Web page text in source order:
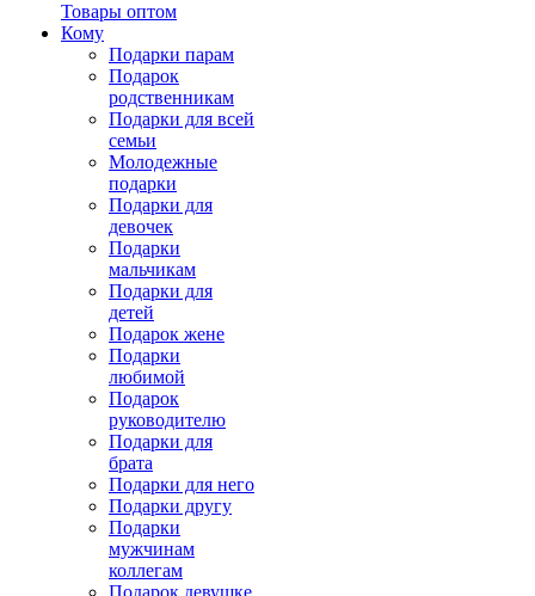
Товары оптом
Кому
Подарки парам
Подарок
родственникам
Подарки для всей
семьи
Молодежные
подарки
Подарки для
девочек
Подарки
мальчикам
Подарки для
детей
Подарок жене
Подарки
любимой
Подарок
руководителю
Подарки для
брата
Подарки для него
Подарки другу
Подарки
мужчинам
коллегам
Подарок девушке